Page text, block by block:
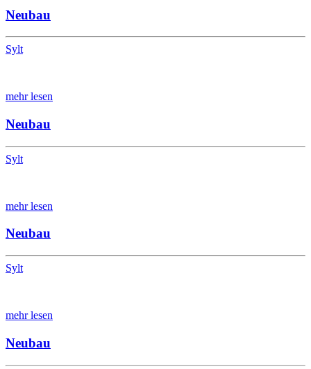
Neubau
Sylt
mehr lesen
Neubau
Sylt
mehr lesen
Neubau
Sylt
mehr lesen
Neubau